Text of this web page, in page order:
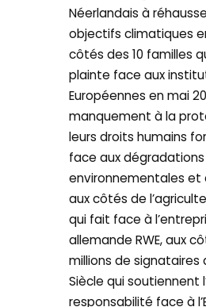
Néerlandais à
objectifs climatiques
côtés des 10 familles
plainte face aux
Européennes en mai
manquement à la
leurs droits humains
face aux dégradations
environnementales et
aux côtés de
qui fait face à
allemande RWE, aux
millions de signataires
Siècle qui soutiennent
responsabilité face à